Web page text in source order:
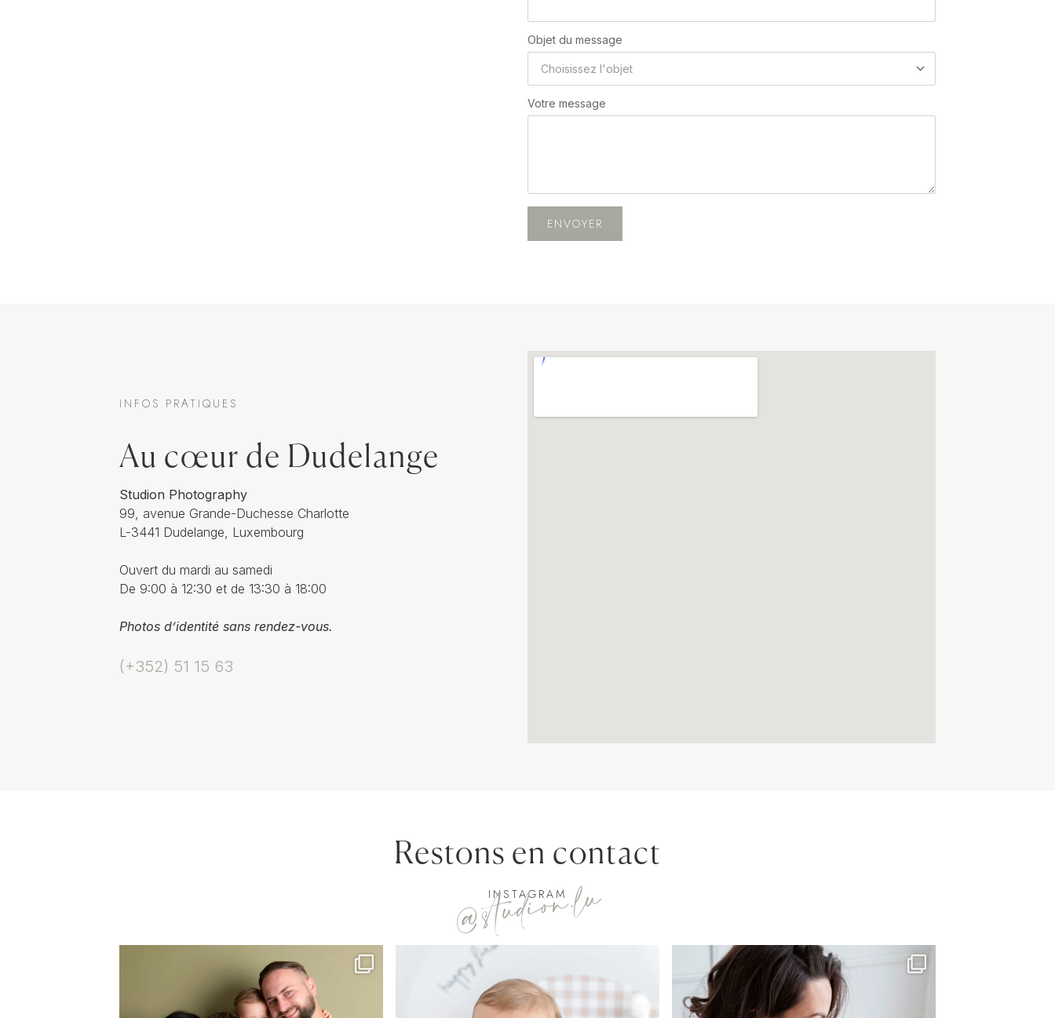
Objet du message
Votre message
ENVOYER
INFOS PRATIQUES
Au cœur de Dudelange
Studion Photography
99, avenue Grande-Duchesse Charlotte
L-3441 Dudelange, Luxembourg
Ouvert du mardi au samedi
De 9:00 à 12:30 et de 13:30 à 18:00
Photos d’identité sans rendez-vous.
(+352) 51 15 63
Restons en contact
INSTAGRAM
@studion.lu